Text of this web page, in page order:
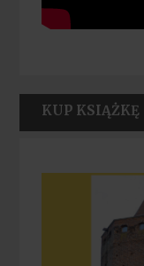
KUP KSIĄŻKĘ